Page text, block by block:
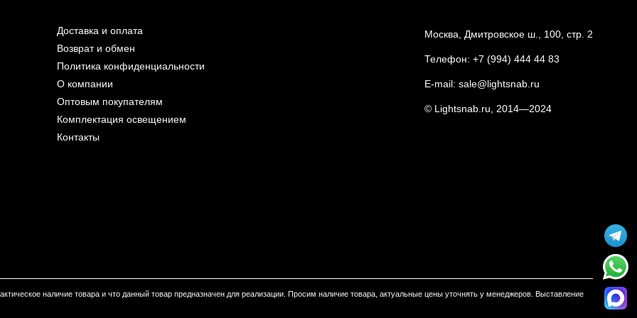
Доставка и оплата
Возврат и обмен
Политика конфиденциальности
О компании
Оптовым покупателям
Комплектация освещением
Контакты
Москва, Дмитровское ш., 100, стр. 2
Телефон: +7 (994) 444 44 83
E-mail: sale@lightsnab.ru
© Lightsnab.ru, 2014—2024
наличие товара и что данный товар предназначен для реализации. Просим наличие товара, актуальные цены уточнять у менеджеров. Выставление